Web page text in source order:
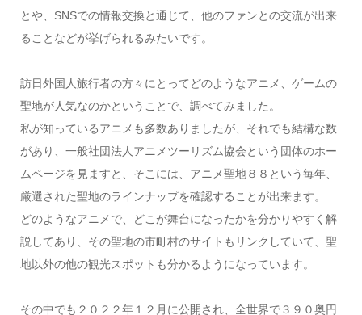
とや、SNSでの情報交換と通じて、他のファンとの交流が出来
ることなどが挙げられるみたいです。
訪日外国人旅行者の方々にとってどのようなアニメ、ゲームの
聖地が人気なのかということで、調べてみました。
私が知っているアニメも多数ありましたが、それでも結構な数
があり、一般社団法人アニメツーリズム協会という団体のホー
ムページを見ますと、そこには、アニメ聖地８８という毎年、
厳選された聖地のラインナップを確認することが出来ます。
どのようなアニメで、どこが舞台になったかを分かりやすく解
説してあり、その聖地の市町村のサイトもリンクしていて、聖
地以外の他の観光スポットも分かるようになっています。
その中でも２０２２年１２月に公開され、全世界で３９０奥円